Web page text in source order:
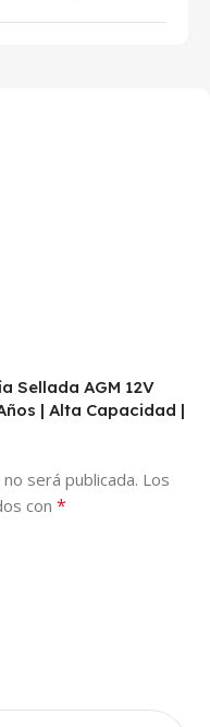
Sellada AGM 12V
| Alta Capacidad |
será publicada. Los
con *